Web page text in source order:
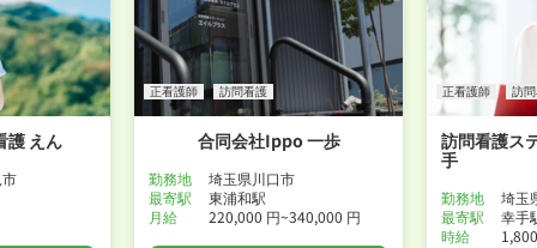
護 えん
正看護師 訪問看護
合同会社Ippo 一歩
勤務地
埼玉県川口市
最寄駅
東浦和駅
月給
220,000 円~340,000 円
正看護師 訪
訪問看護ス
手
勤務地
埼玉
最寄駅
幸手
時給